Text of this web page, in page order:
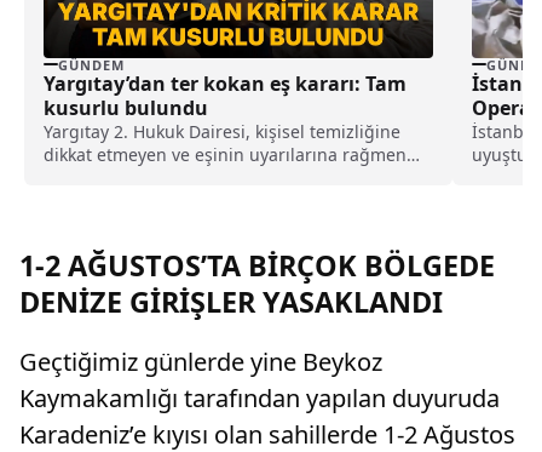
GÜNDEM
Yargıtay’dan ter kokan eş kararı: Tam
kusurlu bulundu
Yargıtay 2. Hukuk Dairesi, kişisel temizliğine
dikkat etmeyen ve eşinin uyarılarına rağmen
lira tazminat ödemesine karar verildi.
1-2 AĞUSTOS’TA BİRÇOK BÖLGEDE
DENİZE GİRİŞLER YASAKLANDI
Geçtiğimiz günlerde yine Beykoz
Kaymakamlığı tarafından yapılan duyuruda
Karadeniz’e kıyısı olan sahillerde 1-2 Ağustos